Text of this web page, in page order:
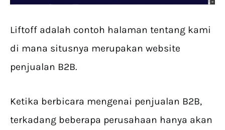
Liftoff adalah contoh halaman tentang kami
di mana situsnya merupakan website
penjualan B2B.
Ketika berbicara mengenai penjualan B2B,
terkadang beberapa perusahaan hanya akan